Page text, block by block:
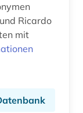
Ricardo
mit